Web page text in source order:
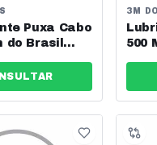
Puxa Cabo
do Brasil
3M
500